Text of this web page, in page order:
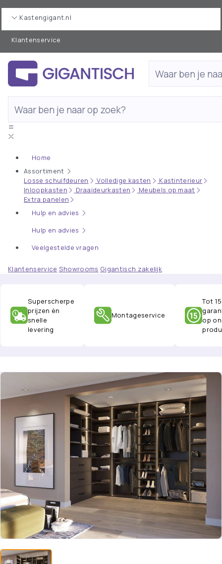
Kastengigant.nl
Klantenservice
Home
Assortiment
Losse schuifdeuren
Volledige kasten
Kastinterieur
Inloopkasten
Draaideurkasten
Meubels op maat
Extra panelen
Hulp en advies
Hulp en advies
Veelgestelde vragen
Klantenservice Showrooms Gigantisch zakelijk
Superscherpe
prijzen èn
snelle
levering
Montageservice
Tot
op